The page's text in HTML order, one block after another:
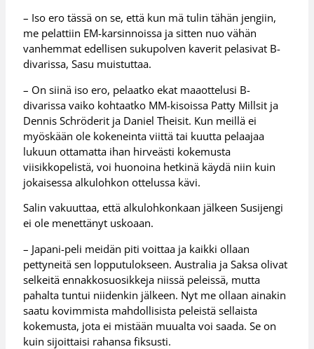
– Iso ero tässä on se, että kun mä tulin tähän jengiin,
me pelattiin EM-karsinnoissa ja sitten nuo vähän
vanhemmat edellisen sukupolven kaverit pelasivat B-
divarissa, Sasu muistuttaa.
– On siinä iso ero, pelaatko ekat maaottelusi B-
divarissa vaiko kohtaatko MM-kisoissa Patty Millsit ja
Dennis Schröderit ja Daniel Theisit. Kun meillä ei
myöskään ole kokeneinta viittä tai kuutta pelaajaa
lukuun ottamatta ihan hirveästi kokemusta
viisikkopelistä, voi huonoina hetkinä käydä niin kuin
jokaisessa alkulohkon ottelussa kävi.
Salin vakuuttaa, että alkulohkonkaan jälkeen Susijengi
ei ole menettänyt uskoaan.
– Japani-peli meidän piti voittaa ja kaikki ollaan
pettyneitä sen lopputulokseen. Australia ja Saksa olivat
selkeitä ennakkosuosikkeja niissä peleissä, mutta
pahalta tuntui niidenkin jälkeen. Nyt me ollaan ainakin
saatu kovimmista mahdollisista peleistä sellaista
kokemusta, jota ei mistään muualta voi saada. Se on
kuin sijoittaisi rahansa fiksusti.